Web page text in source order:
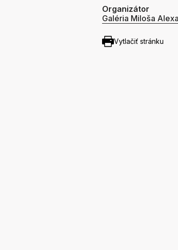
Organizátor
Galéria Miloša
Vytlačiť stránku